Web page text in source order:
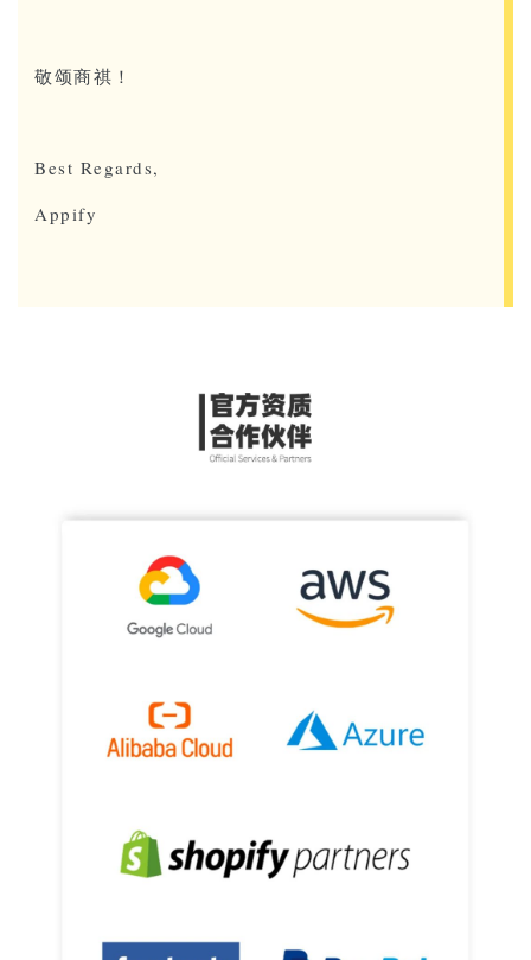
敬颂商祺！
Best Regards,
Appify